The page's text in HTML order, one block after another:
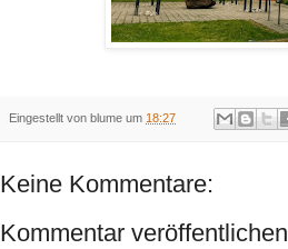
Eingestellt von blume um 18:27
Keine Kommentare:
Kommentar veröffentlichen